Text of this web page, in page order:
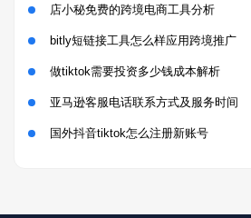
店小秘免费的跨境电商工具分析
bitly短链接工具怎么样应用跨境推广
做tiktok需要投资多少钱成本解析
亚马逊客服电话联系方式及服务时间
国外抖音tiktok怎么注册新账号